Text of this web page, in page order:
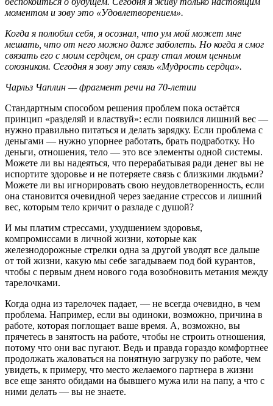
моментом и зову это «Удовлетворением».
Когда я полюбил себя, я осознал, что ум мой может мне
мешать, что от него можно даже заболеть. Но когда я смог
связать его с моим сердцем, он сразу стал моим ценным
союзником. Сегодня я зову эту связь «Мудрость сердца».
Чарльз Чаплин — фрагмент речи на 70-летии
Стандартным способом решения проблем пока остаётся
принцип «разделяй и властвуй»: если появился лишний вес —
нужно правильно питаться и делать зарядку. Если проблема с
деньгами — нужно упорнее работать, брать подработку. Но
деньги, отношения, тело — это все элементы одной системы.
Можете ли вы надеяться, что перерабатывая ради денег вы не
испортите здоровье и не потеряете связь с близкими людьми?
Можете ли вы игнорировать свою неудовлетворенность, если
она становится очевидной через заедание стрессов и лишний
вес, которым тело кричит о разладе с душой?
И мы платим стрессами, ухудшением здоровья,
компромиссами в личной жизни, которые как
железнодорожные стрелки одна за другой уводят все дальше
от той жизни, какую мы себе загадываем под бой курантов,
чтобы с первым днем нового года возобновить метания между
тарелочками.
Когда одна из тарелочек падает, — не всегда очевидно, в чем
проблема. Например, если вы одиноки, возможно, причина в
работе, которая поглощает ваше время. А, возможно, вы
прячетесь в занятость на работе, чтобы не строить отношения,
потому что они вас пугают. Ведь и правда гораздо комфортнее
продолжать жаловаться на понятную загрузку по работе, чем
увидеть, к примеру, что место желаемого партнера в жизни
все еще занято обидами на бывшего мужа или на папу, а что с
ними делать — вы не знаете.